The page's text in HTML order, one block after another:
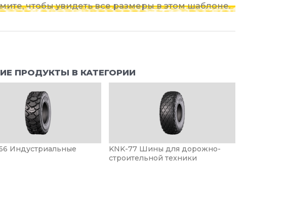
чтобы увидеть все размеры в этом шаблоне.
ПРОДУКТЫ В КАТЕГОРИИ
Индустриальные
KNK-77 Шины для дорожно-
строительной техники